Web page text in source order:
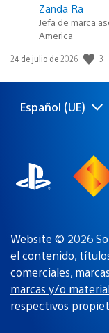
Zanda Ra
Jefa de marca
America
Fecha
publicación:
24 de julio de 2026 3
Selecciona
una
Región
actual:
Español (UE)
Website © 2026
el contenido,
comerciales,
marcas y/o
respectivos